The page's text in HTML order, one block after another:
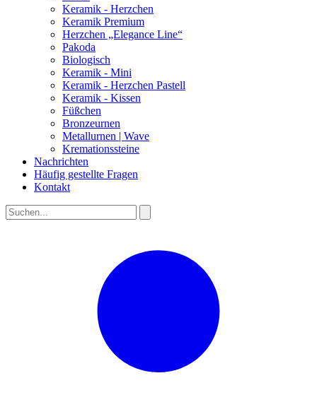
Keramik - Herzchen
Keramik Premium
Herzchen „Elegance Line“
Pakoda
Biologisch
Keramik - Mini
Keramik - Herzchen Pastell
Keramik - Kissen
Füßchen
Bronzeurnen
Metallurnen | Wave
Kremationssteine
Nachrichten
Häufig gestellte Fragen
Kontakt